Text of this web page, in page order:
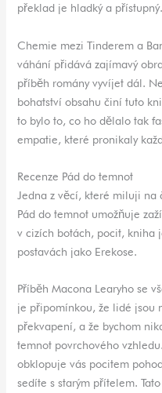
překlad je hladký a přístupný.
Chemie mezi Tinderem a
váhání přidává zajímavý
příběh romány vyvíjet dál.
bohatství obsahu činí tuto
to bylo to, co ho dělalo tak
empatie, které pronikaly
Recenze Pád do temnot
Jedna z věcí, které miluji na
Pád do temnot umožňuje
v cizích botách, pocit, kniha
postavách jako Erekose.
Příběh Macona Learyho se
je připomínkou, že lidé jsou
překvapení, a že bychom
temnot povrchového
obklopuje vás pocitem
sedíte s starým přítelem.